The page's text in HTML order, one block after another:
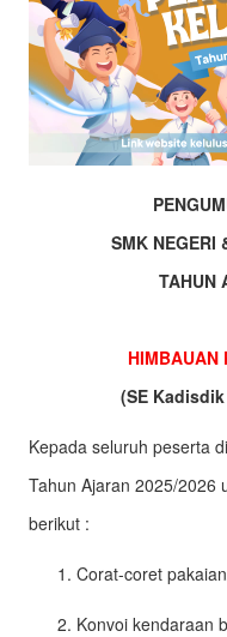
SMK NEGERI
TAHUN
HIMBAUAN
(SE
Kepada seluruh peserta
Tahun Ajaran 2025/2026
berikut :
Corat-coret
Konvoi kendaraan